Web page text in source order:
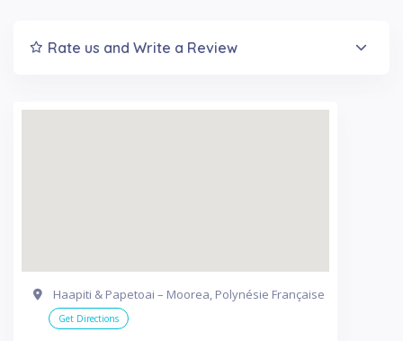
Rate us and Write a Review
Haapiti & Papetoai – Moorea, Polynésie Française
Get Directions